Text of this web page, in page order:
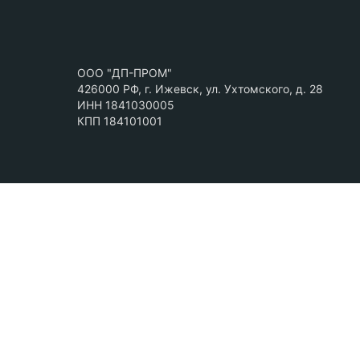
ООО "ДП-ПРОМ"
426000 РФ, г. Ижевск, ул. Ухтомского, д. 28
ИНН 1841030005
КПП 184101001